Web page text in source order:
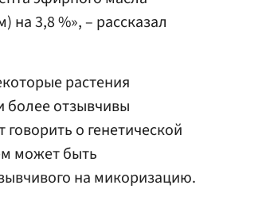
3,8 %», – рассказал
растения
более отзывчивы
о генетической
может быть
на микоризацию.